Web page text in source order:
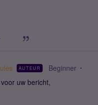
AUTEUR Beginner
uw bericht,